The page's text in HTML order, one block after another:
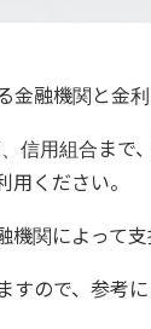
融機関と金利
信用組合まで
ください。
関によって支
ので、参考に